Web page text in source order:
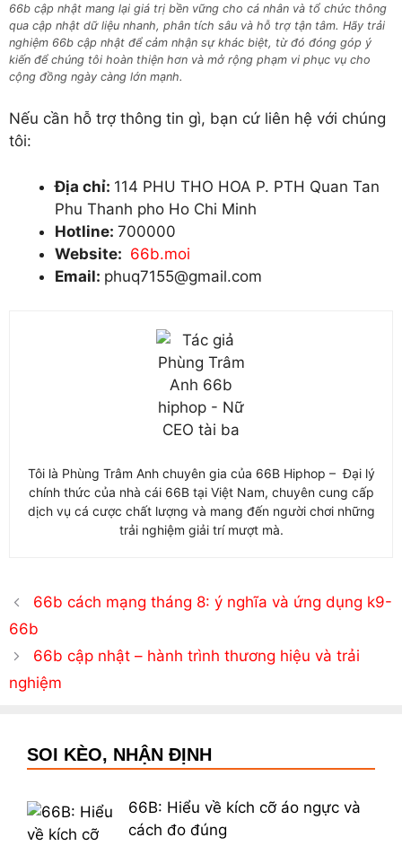
66b cập nhật mang lại giá trị bền vững cho cá nhân và tổ chức thông
qua cập nhật dữ liệu nhanh, phân tích sâu và hỗ trợ tận tâm. Hãy trải
nghiệm 66b cập nhật để cảm nhận sự khác biệt, từ đó đóng góp ý
kiến để chúng tôi hoàn thiện hơn và mở rộng phạm vi phục vụ cho
cộng đồng ngày càng lớn mạnh.
Nếu cần hỗ trợ thông tin gì, bạn cứ liên hệ với chúng
tôi:
Địa chỉ: 114 PHU THO HOA P. PTH Quan Tan
Phu Thanh pho Ho Chi Minh
Hotline: 700000
Website: 66b.moi
Email: phuq7155@gmail.com
Tôi là Phùng Trâm Anh chuyên gia của 66B Hiphop – Đại lý
chính thức của nhà cái 66B tại Việt Nam, chuyên cung cấp
dịch vụ cá cược chất lượng và mang đến người chơi những
trải nghiệm giải trí mượt mà.
66b cách mạng tháng 8: ý nghĩa và ứng dụng k9-
66b
66b cập nhật – hành trình thương hiệu và trải
nghiệm
SOI KÈO, NHẬN ĐỊNH
66B: Hiểu về kích cỡ áo ngực và
cách đo đúng